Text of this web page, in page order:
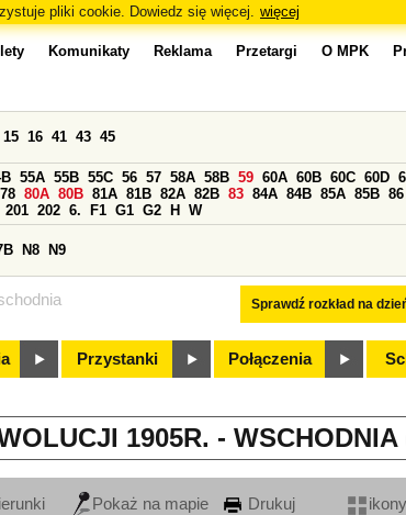
pliki cookie. Dowiedz się więcej. więcej
Komunikaty Reklama Przetargi O MPK
Sprawdź rozkład na
15 16 41 43 45
55A 55B 55C 56 57 58A 58B 59 60A 60B 60C 60D
78 80A 80B 81A 81B 82A 82B 83 84A 84B 85A 85B 86
201 202 6. F1 G1 G2 H W
N8 N9
Przystanki Połączenia
1905R. - WSCHODNIA
Pokaż na mapie Drukuj ikony